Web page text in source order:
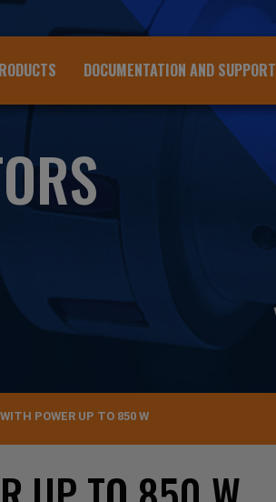
DOCUMENTATION AND SUPPORT
POWER UP TO 850 W